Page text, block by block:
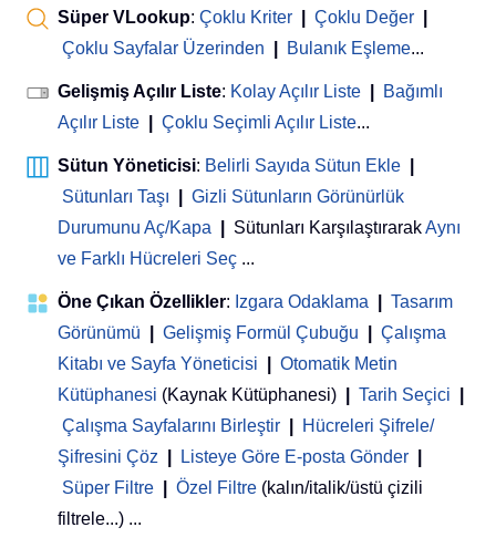
Süper VLookup: Çoklu Kriter Çoklu Değer
Çoklu Sayfalar Üzerinden
Bulanık Eşleme...
Gelişmiş Açılır Liste: Kolay Açılır Liste
Bağımlı
Açılır Liste
Çoklu Seçimli Açılır Liste...
Sütun Yöneticisi: Belirli Sayıda Sütun Ekle
Sütunları Taşı
Gizli Sütunların Görünürlük
Durumunu Aç/Kapa
Sütunları KarşılaştırarakAynı
ve Farklı Hücreleri Seç ...
Öne Çıkan Özellikler: Izgara Odaklama
Tasarım
Görünümü
Gelişmiş Formül Çubuğu
Çalışma
Kitabı ve Sayfa Yöneticisi
Otomatik Metin
Kütüphanesi (Kaynak Kütüphanesi) Tarih Seçici
Çalışma Sayfalarını Birleştir
Hücreleri Şifrele/
Şifresini Çöz
Listeye Göre E-posta Gönder
Süper Filtre
Özel Filtre (kalın/italik/üstü çizili
filtrele...) ...